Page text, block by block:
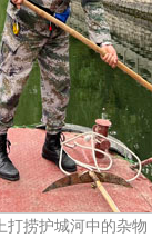
打捞护城河中的杂物